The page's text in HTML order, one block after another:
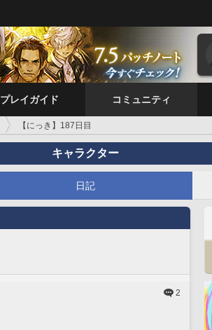
プレイガイド コミュニティ
【にっき】187日目
キャラクター
日記
2